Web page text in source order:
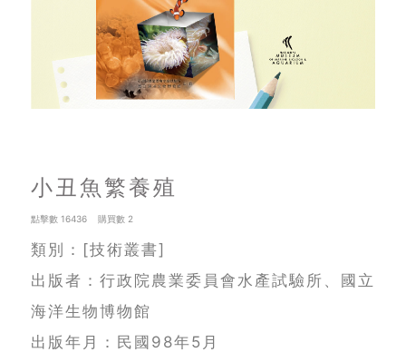
小丑魚繁養殖
點擊數 16436 購買數 2
類別：[技術叢書]
出版者：行政院農業委員會水產試驗所、國立
海洋生物博物館
出版年月：民國98年5月